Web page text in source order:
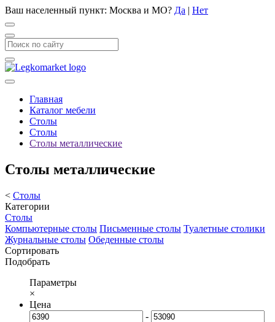
Ваш населенный пункт: Москва и МО? Да | Нет
Главная
Каталог мебели
Столы
Столы
Столы металлические
Столы металлические
< Столы
Категории
Столы
Компьютерные столы Письменные столы Туалетные столики
Журнальные столы Обеденные столы
Сортировать
Подобрать
Параметры
×
Цена
-